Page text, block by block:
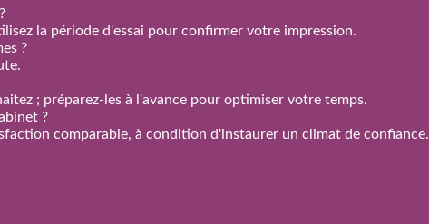
la période d'essai pour confirmer votre impression.
?
; préparez‑les à l'avance pour optimiser votre temps.
?
comparable, à condition d'instaurer un climat de confiance.